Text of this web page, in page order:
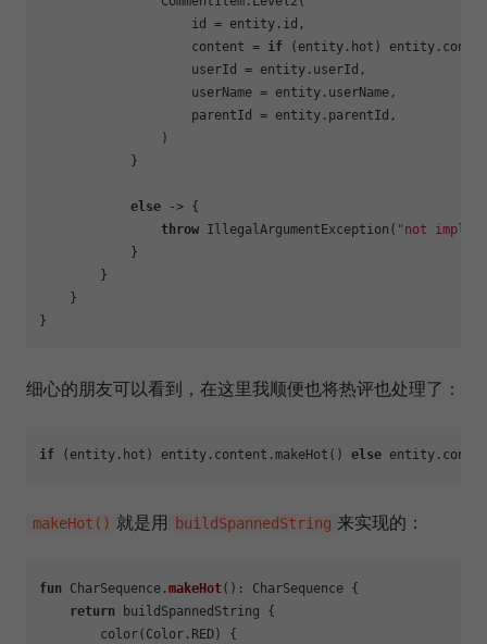
                    id = entity.id,
                    content =
if (entity.hot)
                    userId = entity.userId,
                    userName = entity.userName,
                    parentId = entity.parentId,
                )
            }
else -> {
throw IllegalArgumentException( "not
            }
        }
    }
细心的朋友可以看到，在这里我顺便也将热评也处理了：
if (entity.hot) entity.content.makeHot() else
makeHot() 就是用 buildSpannedString 来实现的：
fun CharSequence.makeHot() : CharSequence {
return buildSpannedString {
        color(Color.RED) {